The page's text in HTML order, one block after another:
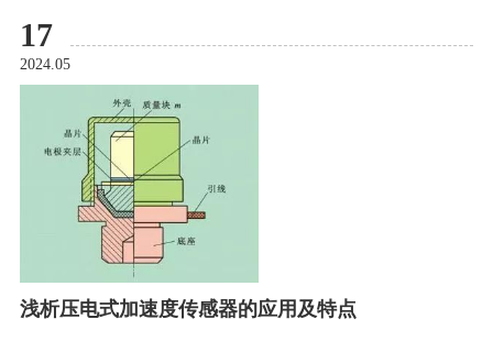
17
2024.05
浅析压电式加速度传感器的应用及特点